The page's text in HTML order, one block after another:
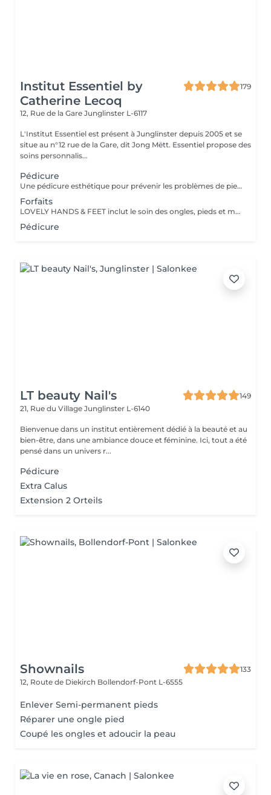
Institut Essentiel by
Catherine Lecoq
179
12, Rue de la Gare Junglinster L-6117
L'Institut Essentiel est présent à Junglinster depuis 2005 et se
situe au n°12 rue de la Gare, dit Jong Mëtt. Essentiel propose des
soins personnalis...
Pédicure
Une pédicure esthétique pour prévenir les problèmes de pieds et d'ongles. Soin complet de la peau et des ongles.
Forfaits
LOVELY HANDS & FEET inclut le soin des ongles, pieds et mains, le retrait et soin des callosités, un gommage, un masque à la paraffine et une finition hydratante. La pose vernis base ou couleur est incluse. L'ESSENTIEL inclut le soin des ongles, pieds et mains personnalisé, suivant les besoins individuels.
Pédicure
LT beauty Nail's
149
21, Rue du Village Junglinster L-6140
Bienvenue dans un institut entièrement dédié à la beauté et au
bien-être, dans une ambiance douce et féminine. Ici, tout a été
pensé dans un univers r...
Pédicure
Extra Calus
Extension 2 Orteils
Shownails
133
12, Route de Diekirch Bollendorf-Pont L-6555
Enlever Semi-permanent pieds
Réparer une ongle pied
Coupé les ongles et adoucir la peau